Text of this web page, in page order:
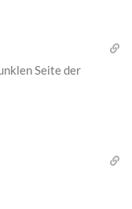
Seite der